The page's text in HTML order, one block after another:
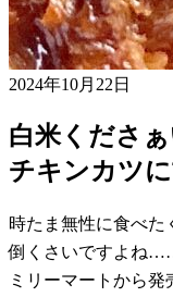
2024年10月22日
白米くださ
チキンカツ
時たま無性に食べた
倒くさいですよね
ミリーマートから